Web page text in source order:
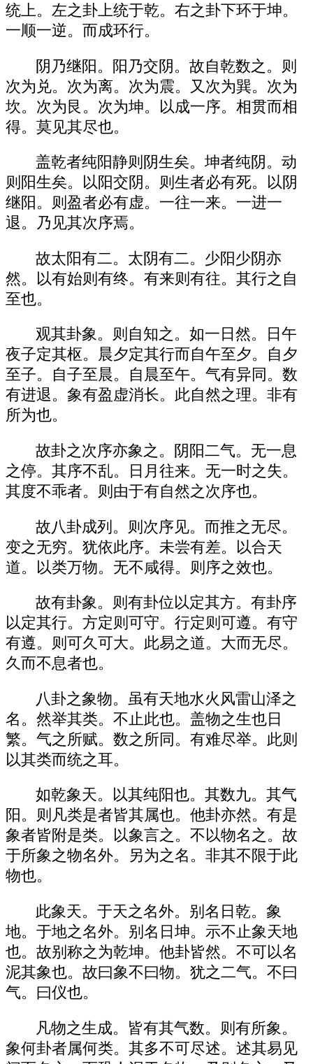
统上。左之卦上统于乾。右之卦下环于坤。
一顺一逆。而成环行。
阴乃继阳。阳乃交阴。故自乾数之。则
次为兑。次为离。次为震。又次为巽。次为
坎。次为艮。次为坤。以成一序。相贯而相
得。莫见其尽也。
盖乾者纯阳静则阴生矣。坤者纯阴。动
则阳生矣。以阳交阴。则生者必有死。以阴
继阳。则盈者必有虚。一往一来。一进一
退。乃见其次序焉。
故太阳有二。太阴有二。少阳少阴亦
然。以有始则有终。有来则有往。其行之自
至也。
观其卦象。则自知之。如一日然。日午
夜子定其枢。晨夕定其行而自午至夕。自夕
至子。自子至晨。自晨至午。气有异同。数
有进退。象有盈虚消长。此自然之理。非有
所为也。
故卦之次序亦象之。阴阳二气。无一息
之停。其序不乱。日月往来。无一时之失。
其度不乖者。则由于有自然之次序也。
故八卦成列。则次序见。而推之无尽。
变之无穷。犹依此序。未尝有差。以合天
道。以类万物。无不咸得。则序之效也。
故有卦象。则有卦位以定其方。有卦序
以定其行。方定则可守。行定则可遵。有守
有遵。则可久可大。此易之道。大而无尽。
久而不息者也。
八卦之象物。虽有天地水火风雷山泽之
名。然举其类。不止此也。盖物之生也日
繁。气之所赋。数之所同。有难尽举。此则
以其类而统之耳。
如乾象天。以其纯阳也。其数九。其气
阳。则凡类是者皆其属也。他卦亦然。有是
象者皆附是类。以象言之。不以物名之。故
于所象之物名外。另为之名。非其不限于此
物也。
此象天。于天之名外。别名日乾。象
地。于地之名外。别名日坤。示不止象天地
也。故别称之为乾坤。他卦皆然。不可以名
泥其象也。故曰象不曰物。犹之二气。不曰
气。曰仪也。
凡物之生成。皆有其气数。则有所象。
象何卦者属何类。其多不可尽述。述其易见